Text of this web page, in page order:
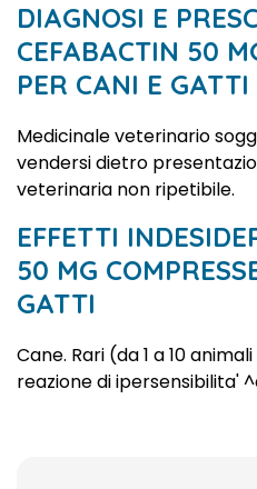
DIAGNOSI E
CEFABACTIN 50
PER CANI E GATTI
Medicinale veterinario
vendersi dietro
veterinaria non ripetibile.
EFFETTI
50 MG
GATTI
Cane. Rari (da 1 a 10
reazione di ipersensibilita'